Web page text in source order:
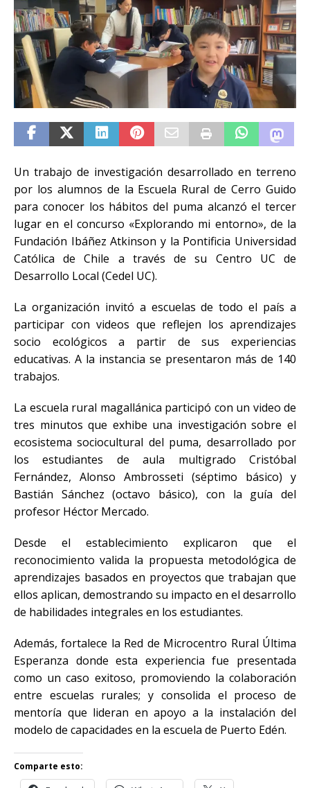
Un trabajo de investigación desarrollado en terreno
por los alumnos de la Escuela Rural de Cerro Guido
para conocer los hábitos del puma alcanzó el tercer
lugar en el concurso «Explorando mi entorno», de la
Fundación Ibáñez Atkinson y la Pontificia Universidad
Católica de Chile a través de su Centro UC de
Desarrollo Local (Cedel UC).
La organización invitó a escuelas de todo el país a
participar con videos que reflejen los aprendizajes
socio ecológicos a partir de sus experiencias
educativas. A la instancia se presentaron más de 140
trabajos.
La escuela rural magallánica participó con un video de
tres minutos que exhibe una investigación sobre el
ecosistema sociocultural del puma, desarrollado por
los estudiantes de aula multigrado Cristóbal
Fernández, Alonso Ambrosseti (séptimo básico) y
Bastián Sánchez (octavo básico), con la guía del
profesor Héctor Mercado.
Desde el establecimiento explicaron que el
reconocimiento valida la propuesta metodológica de
aprendizajes basados en proyectos que trabajan que
ellos aplican, demostrando su impacto en el desarrollo
de habilidades integrales en los estudiantes.
Además, fortalece la Red de Microcentro Rural Última
Esperanza donde esta experiencia fue presentada
como un caso exitoso, promoviendo la colaboración
entre escuelas rurales; y consolida el proceso de
mentoría que lideran en apoyo a la instalación del
modelo de capacidades en la escuela de Puerto Edén.
Comparte esto: